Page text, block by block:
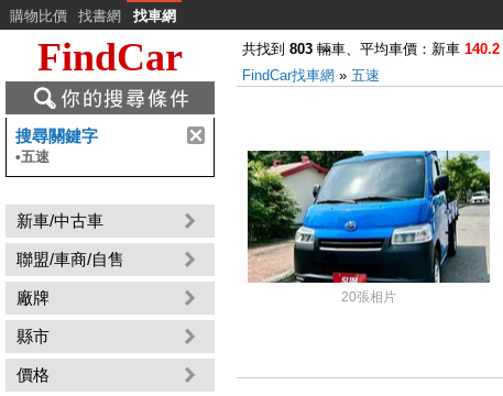
購物比價 找書網 找車網
FindCar
搜尋關鍵字
•五速
新車/中古車
聯盟/車商/自售
廠牌
縣市
價格
共找到 803 輛車、平均車價：新車 140.2
FindCar找車網 » 五速
20張相片